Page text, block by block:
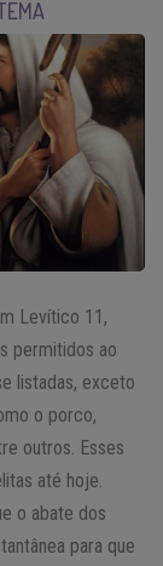
Levítico 11,
permitidos ao
listadas, exceto
o porco,
outros. Esses
até hoje.
o abate dos
para que